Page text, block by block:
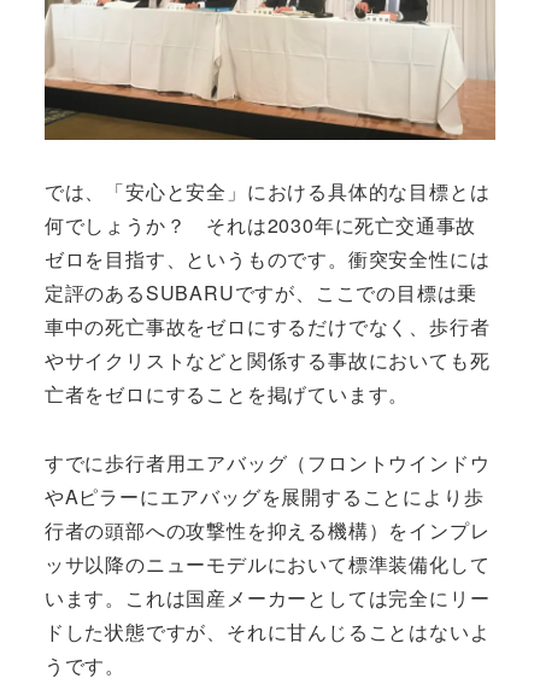
では、「安心と安全」における具体的な目標とは
何でしょうか？ それは2030年に死亡交通事故
ゼロを目指す、というものです。衝突安全性には
定評のあるSUBARUですが、ここでの目標は乗
車中の死亡事故をゼロにするだけでなく、歩行者
やサイクリストなどと関係する事故においても死
亡者をゼロにすることを掲げています。
すでに歩行者用エアバッグ（フロントウインドウ
やAピラーにエアバッグを展開することにより歩
行者の頭部への攻撃性を抑える機構）をインプレ
ッサ以降のニューモデルにおいて標準装備化して
います。これは国産メーカーとしては完全にリー
ドした状態ですが、それに甘んじることはないよ
うです。